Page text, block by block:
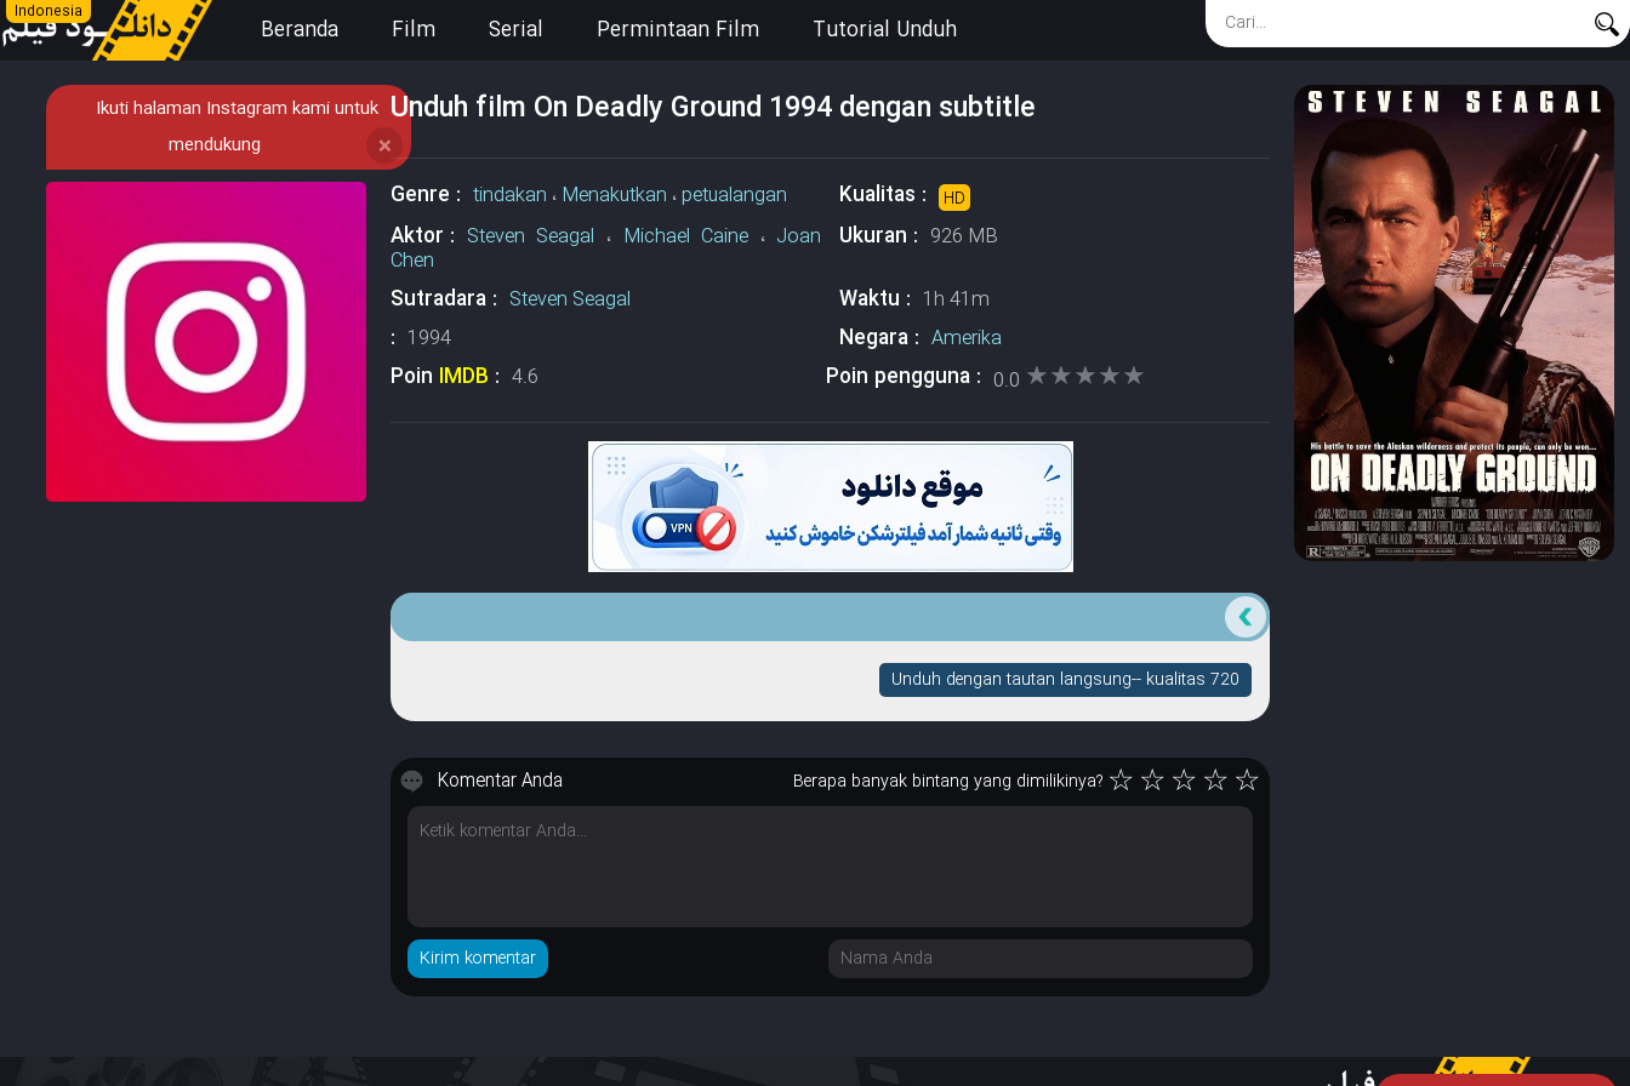
Indonesia
Beranda Film Serial Permintaan Film Tutorial Unduh
Ikuti halaman Instagram kami untuk
mendukung
❌
Unduh film On Deadly Ground 1994 dengan subtitle
Genre : tindakan ، Menakutkan ،petualangan Kualitas : HD
Aktor : Steven Seagal ، Michael Caine ، Joan
Chen
Ukuran : 926 MB
Sutradara : Steven Seagal Waktu : 1h 41m
: 1994 Negara : Amerika
Poin IMDB : 4.6 Poin pengguna : 0.0 ★★★★★
★★★★★
Unduh dengan tautan langsung-- kualitas 720
Komentar Anda Berapa banyak bintang yang dimilikinya? ☆☆☆☆☆